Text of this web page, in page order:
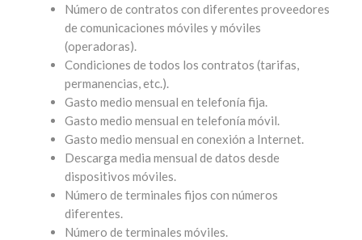
Número de contratos con diferentes proveedores
de comunicaciones móviles y móviles
(operadoras).
Condiciones de todos los contratos (tarifas,
permanencias, etc.).
Gasto medio mensual en telefonía fija.
Gasto medio mensual en telefonía móvil.
Gasto medio mensual en conexión a Internet.
Descarga media mensual de datos desde
dispositivos móviles.
Número de terminales fijos con números
diferentes.
Número de terminales móviles.